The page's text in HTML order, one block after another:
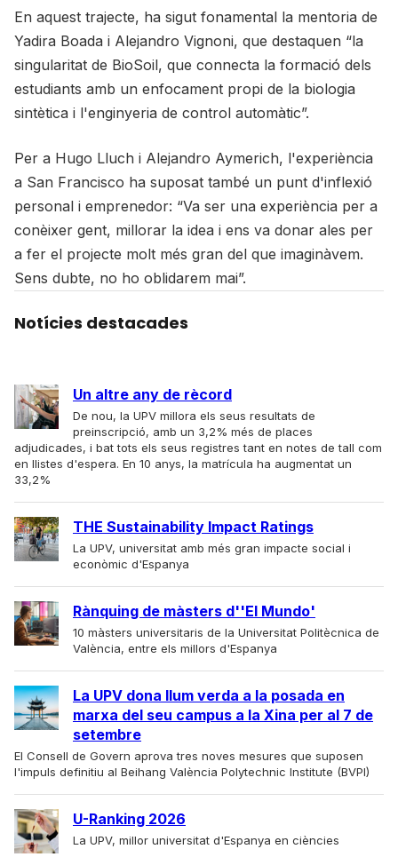
En aquest trajecte, ha sigut fonamental la mentoria de
Yadira Boada i Alejandro Vignoni, que destaquen “la
singularitat de BioSoil, que connecta la formació dels
estudiants amb un enfocament propi de la biologia
sintètica i l'enginyeria de control automàtic”.
Per a Hugo Lluch i Alejandro Aymerich, l'experiència
a San Francisco ha suposat també un punt d'inflexió
personal i emprenedor: “Va ser una experiència per a
conèixer gent, millorar la idea i ens va donar ales per
a fer el projecte molt més gran del que imaginàvem.
Sens dubte, no ho oblidarem mai”.
Notícies destacades
Un altre any de rècord
De nou, la UPV millora els seus resultats de
preinscripció, amb un 3,2% més de places
adjudicades, i bat tots els seus registres tant en notes de tall com
en llistes d'espera. En 10 anys, la matrícula ha augmentat un
33,2%
THE Sustainability Impact Ratings
La UPV, universitat amb més gran impacte social i
econòmic d'Espanya
Rànquing de màsters d''El Mundo'
10 màsters universitaris de la Universitat Politècnica de
València, entre els millors d'Espanya
La UPV dona llum verda a la posada en
marxa del seu campus a la Xina per al 7 de
setembre
El Consell de Govern aprova tres noves mesures que suposen
l'impuls definitiu al Beihang València Polytechnic Institute (BVPI)
U-Ranking 2026
La UPV, millor universitat d'Espanya en ciències